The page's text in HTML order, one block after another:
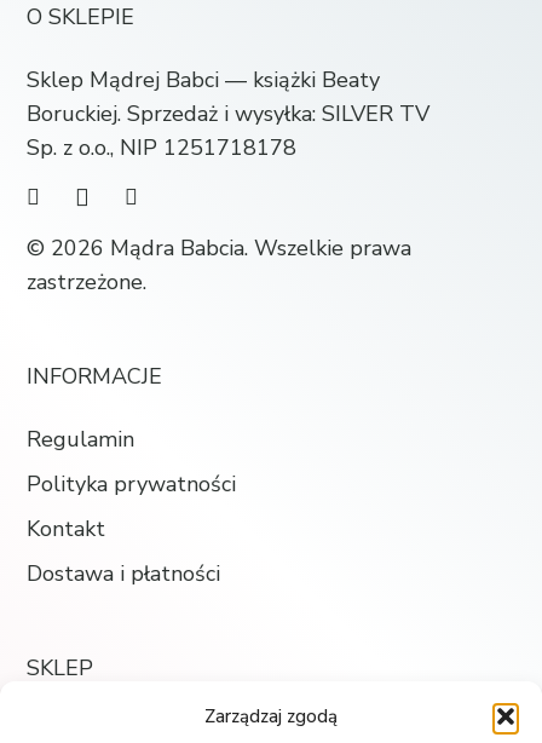
Zarządzaj zgodą
O SKLEPIE
Sklep Mądrej Babci — książki Beaty
Boruckiej. Sprzedaż i wysyłka: SILVER TV
Sp. z o.o., NIP 1251718178
© 2026 Mądra Babcia. Wszelkie prawa
zastrzeżone.
INFORMACJE
Regulamin
Polityka prywatności
Kontakt
Dostawa i płatności
SKLEP